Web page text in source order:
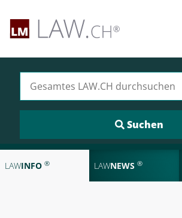
LAWINFO ® LAWNEWS ®